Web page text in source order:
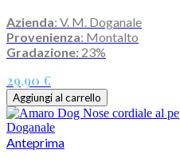
Azienda: V. M. Doganale
Provenienza: Montalto
Gradazione: 23%
29,90 €
Aggiungi al carrello
Anteprima